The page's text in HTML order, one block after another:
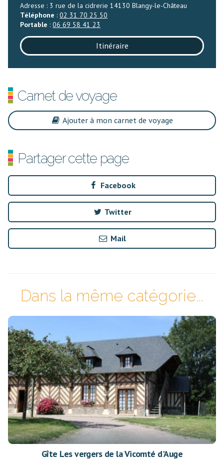
Adresse : 3 rue de la cidrerie 14130 Blangy-le-Château
Téléphone :02 31 70 25 50
Portable :06 69 58 41 23
Itinéraire
Carnet de voyage
Ajouter à mon carnet de voyage
Partager cette page
Facebook
Twitter
Mail
Dans la même catégorie...
Gîte Les vergers de la Vicomté d'Auge